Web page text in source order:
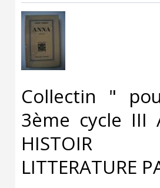
‎Collectin "
3ème cycle III
HISTOIR
LITTERATURE